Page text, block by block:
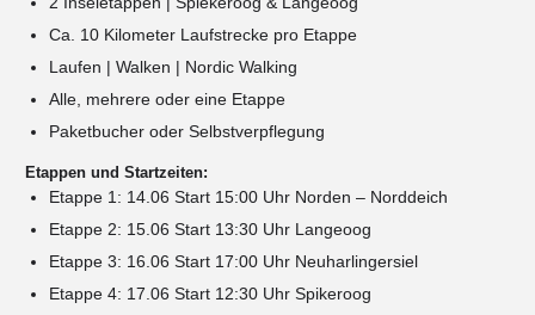
Ca. 10 Kilometer Laufstrecke pro Etappe
Laufen | Walken | Nordic Walking
Alle, mehrere oder eine Etappe
Paketbucher oder Selbstverpflegung
Etappen und Startzeiten:
Etappe 1: 14.06 Start 15:00 Uhr Norden – Norddeich
Etappe 2: 15.06 Start 13:30 Uhr Langeoog
Etappe 3: 16.06 Start 17:00 Uhr Neuharlingersiel
Etappe 4: 17.06 Start 12:30 Uhr Spikeroog